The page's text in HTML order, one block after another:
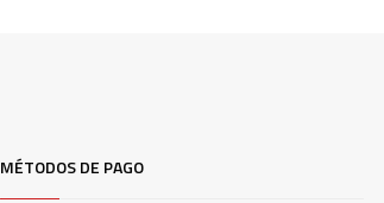
MÉTODOS DE PAGO